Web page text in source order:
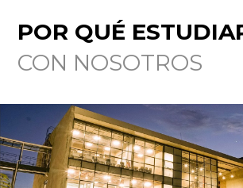
POR QUÉ
CON NOSOTROS